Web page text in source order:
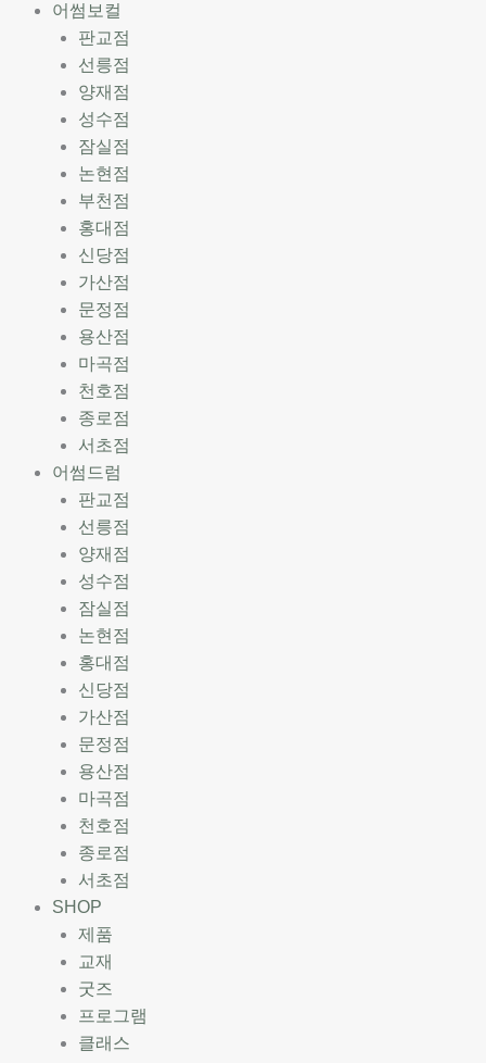
어썸보컬
판교점
선릉점
양재점
성수점
잠실점
논현점
부천점
홍대점
신당점
가산점
문정점
용산점
마곡점
천호점
종로점
서초점
어썸드럼
판교점
선릉점
양재점
성수점
잠실점
논현점
홍대점
신당점
가산점
문정점
용산점
마곡점
천호점
종로점
서초점
SHOP
제품
교재
굿즈
프로그램
클래스